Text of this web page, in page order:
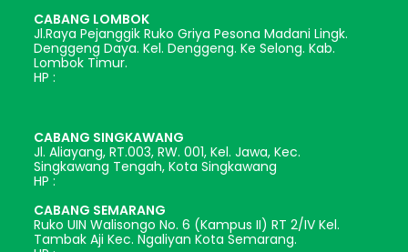
CABANG LOMBOK
Jl.Raya Pejanggik Ruko Griya Pesona Madani Lingk.
Denggeng Daya. Kel. Denggeng. Ke Selong. Kab.
Lombok Timur.
HP :
CABANG SINGKAWANG
Jl. Aliayang, RT.003, RW. 001, Kel. Jawa, Kec.
Singkawang Tengah, Kota Singkawang
HP :
CABANG SEMARANG
Ruko UIN Walisongo No. 6 (Kampus II) RT 2/IV Kel.
Tambak Aji Kec. Ngaliyan Kota Semarang.